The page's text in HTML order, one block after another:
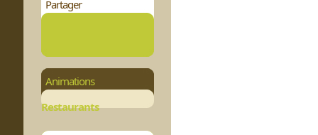
Partager
Animations
Restaurants